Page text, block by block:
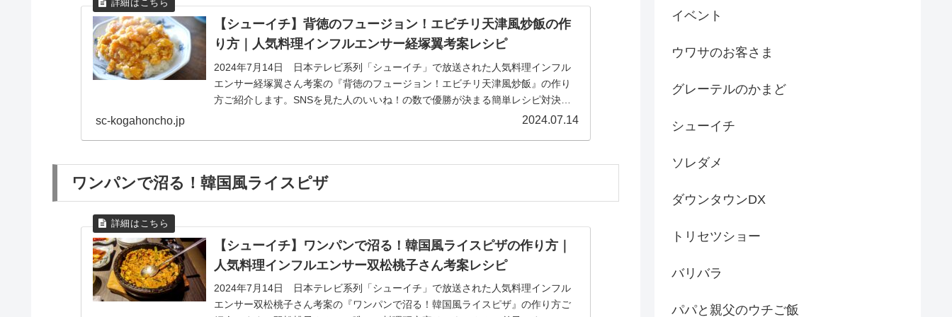
【シューイチ】背徳のフュージョン！エビチリ天津風炒飯の作
り方｜人気料理インフルエンサー経塚翼考案レシピ
2024年7月14日 日本テレビ系列「シューイチ」で放送された人気料理インフル
エンサー経塚翼さん考案の『背徳のフュージョン！エビチリ天津風炒飯』の作り
方ご紹介します。SNSを見た人のいいね！の数で優勝が決まる簡単レシピ対決。
sc-kogahoncho.jp 2024.07.14
ワンパンで沼る！韓国風ライスピザ
【シューイチ】ワンパンで沼る！韓国風ライスピザの作り方｜
人気料理インフルエンサー双松桃子さん考案レシピ
2024年7月14日 日本テレビ系列「シューイチ」で放送された人気料理インフル
エンサー双松桃子さん考案の『ワンパンで沼る！韓国風ライスピザ』の作り方ご
イベント
ウワサのお客さま
グレーテルのかまど
シューイチ
ソレダメ
ダウンタウンDX
トリセツショー
バリバラ
パパと親父のウチご飯